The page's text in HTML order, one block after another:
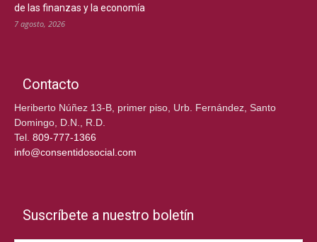
de las finanzas y la economía
7 agosto, 2026
Contacto
Heriberto Núñez 13-B, primer piso, Urb. Fernández, Santo
Domingo, D.N., R.D.
Tel. 809-777-1366
info@consentidosocial.com
Suscríbete a nuestro boletín